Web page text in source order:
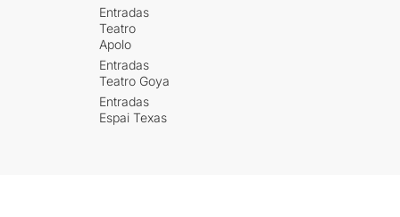
Entradas
Teatro
Apolo
Entradas
Teatro Goya
Entradas
Espai Texas